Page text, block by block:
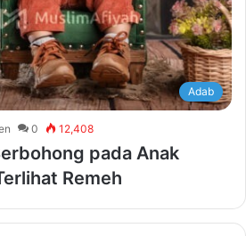
Adab
0 12,408
pada Anak
Remeh